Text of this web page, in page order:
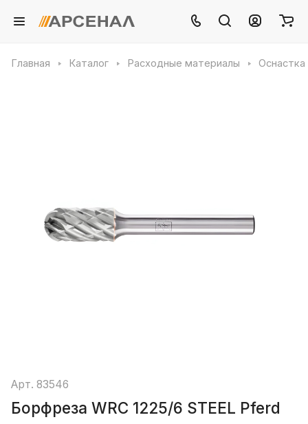
Главная Каталог Расходные материалы
Арт. 83546
Борфреза WRC 1225/6 STEEL Pferd